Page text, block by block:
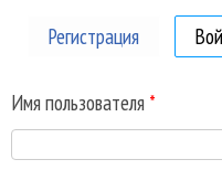
Регистрация
Имя пользователя *